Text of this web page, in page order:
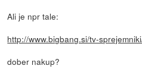
Ali je npr tale:
http://www.bigbang.si/tv-
dober nakup?